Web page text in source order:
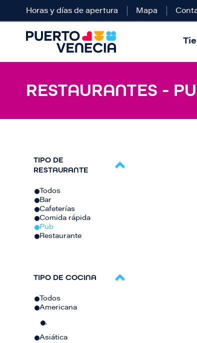
Horas y días de apertura Mapa
RESTAURANTES -
TIPO DE
RESTAURANTE
Todos
Bar
Cafeterías
Comida rápida
Pub
Restaurante
TIPO DE COCINA
Todos
Americana
.
Asiática